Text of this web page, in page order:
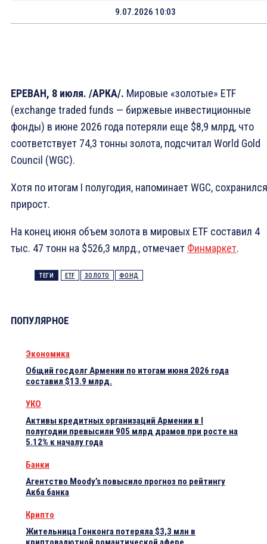
9.07.2026 10:03
ЕРЕВАН, 8 июля. /АРКА/. Мировые «золотые» ETF
(exchange traded funds — биржевые инвестиционные
фонды) в июне 2026 года потеряли еще $8,9 млрд, что
соответствует 74,3 тонны золота, подсчитал World Gold
Council (WGC).
Хотя по итогам I полугодия, напоминает WGC, сохранился
прирост.
На конец июня объем золота в мировых ETF составил 4
тыс. 47 тонн на $526,3 млрд., отмечает Финмаркет.
ТЕГИ ETF ЗОЛОТО ФОНД
ПОПУЛЯРНОЕ
Экономика
Общий госдолг Армении по итогам июня 2026 года
составил $13.9 млрд.
УКО
Активы кредитных организаций Армении в I
полугодии превысили 905 млрд драмов при росте на
5.12% к началу года
Банки
Агентство Moody’s повысило прогноз по рейтингу
Акба банка
Крипто
Жительница Гонконга потеряла $3,3 млн в